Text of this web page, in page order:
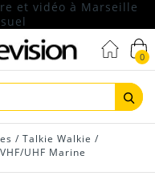
0
/ Talkie Walkie /
UHF Marine